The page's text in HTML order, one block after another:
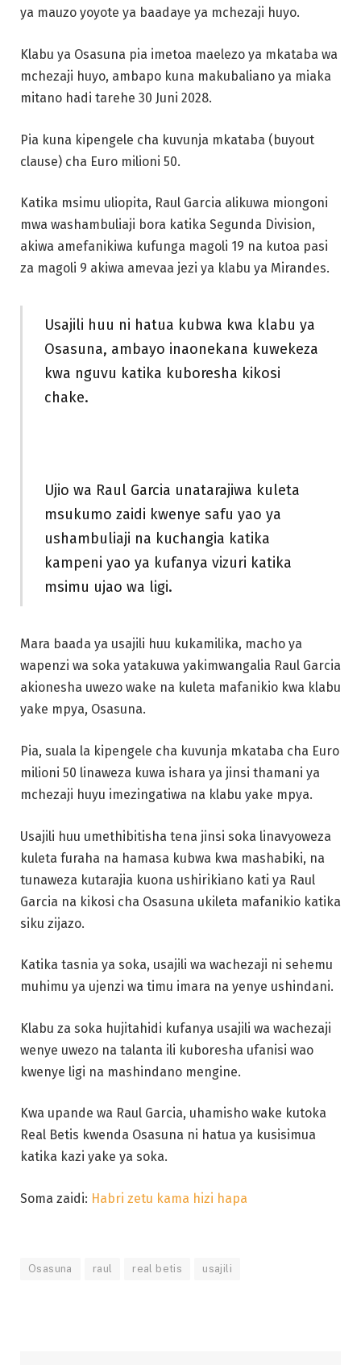
ya mauzo yoyote ya baadaye ya mchezaji huyo.
Klabu ya Osasuna pia imetoa maelezo ya mkataba wa
mchezaji huyo, ambapo kuna makubaliano ya miaka
mitano hadi tarehe 30 Juni 2028.
Pia kuna kipengele cha kuvunja mkataba (buyout
clause) cha Euro milioni 50.
Katika msimu uliopita, Raul Garcia alikuwa miongoni
mwa washambuliaji bora katika Segunda Division,
akiwa amefanikiwa kufunga magoli 19 na kutoa pasi
za magoli 9 akiwa amevaa jezi ya klabu ya Mirandes.
Usajili huu ni hatua kubwa kwa klabu ya
Osasuna, ambayo inaonekana kuwekeza
kwa nguvu katika kuboresha kikosi
chake.
Ujio wa Raul Garcia unatarajiwa kuleta
msukumo zaidi kwenye safu yao ya
ushambuliaji na kuchangia katika
kampeni yao ya kufanya vizuri katika
msimu ujao wa ligi.
Mara baada ya usajili huu kukamilika, macho ya
wapenzi wa soka yatakuwa yakimwangalia Raul Garcia
akionesha uwezo wake na kuleta mafanikio kwa klabu
yake mpya, Osasuna.
Pia, suala la kipengele cha kuvunja mkataba cha Euro
milioni 50 linaweza kuwa ishara ya jinsi thamani ya
mchezaji huyu imezingatiwa na klabu yake mpya.
Usajili huu umethibitisha tena jinsi soka linavyoweza
kuleta furaha na hamasa kubwa kwa mashabiki, na
tunaweza kutarajia kuona ushirikiano kati ya Raul
Garcia na kikosi cha Osasuna ukileta mafanikio katika
siku zijazo.
Katika tasnia ya soka, usajili wa wachezaji ni sehemu
muhimu ya ujenzi wa timu imara na yenye ushindani.
Klabu za soka hujitahidi kufanya usajili wa wachezaji
wenye uwezo na talanta ili kuboresha ufanisi wao
kwenye ligi na mashindano mengine.
Kwa upande wa Raul Garcia, uhamisho wake kutoka
Real Betis kwenda Osasuna ni hatua ya kusisimua
katika kazi yake ya soka.
Soma zaidi: Habri zetu kama hizi hapa
Osasuna raul real betis usajili